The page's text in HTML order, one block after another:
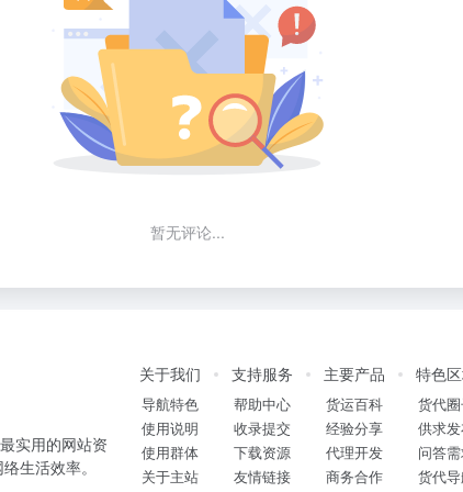
暂无评论...
实用的网站资
生活效率。
关于我们
导航特色
使用说明
使用群体
关于主站
支持服务
帮助中心
收录提交
下载资源
友情链接
主要产品
货运百科
经验分享
代理开发
商务合作
特色
货代
供求
问答
货代